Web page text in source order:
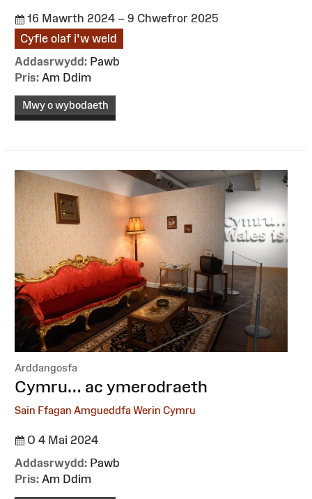
16 Mawrth 2024 – 9 Chwefror 2025
Cyfle olaf i'w weld
Addasrwydd: Pawb
Pris: Am Ddim
Mwy o wybodaeth
Arddangosfa
:Cymru… ac ymerodraeth
Sain Ffagan Amgueddfa Werin Cymru
O 4 Mai 2024
Addasrwydd: Pawb
Pris: Am Ddim